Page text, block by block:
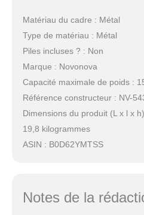
Matériau du cadre : Métal
Type de matériau : Métal
Piles incluses ? : Non
Marque : Novonova
Capacité maximale de poids :
Référence constructeur : NV-
Dimensions du produit (L x l x
19,8 kilogrammes
ASIN : B0D62YMTSS
Notes de la